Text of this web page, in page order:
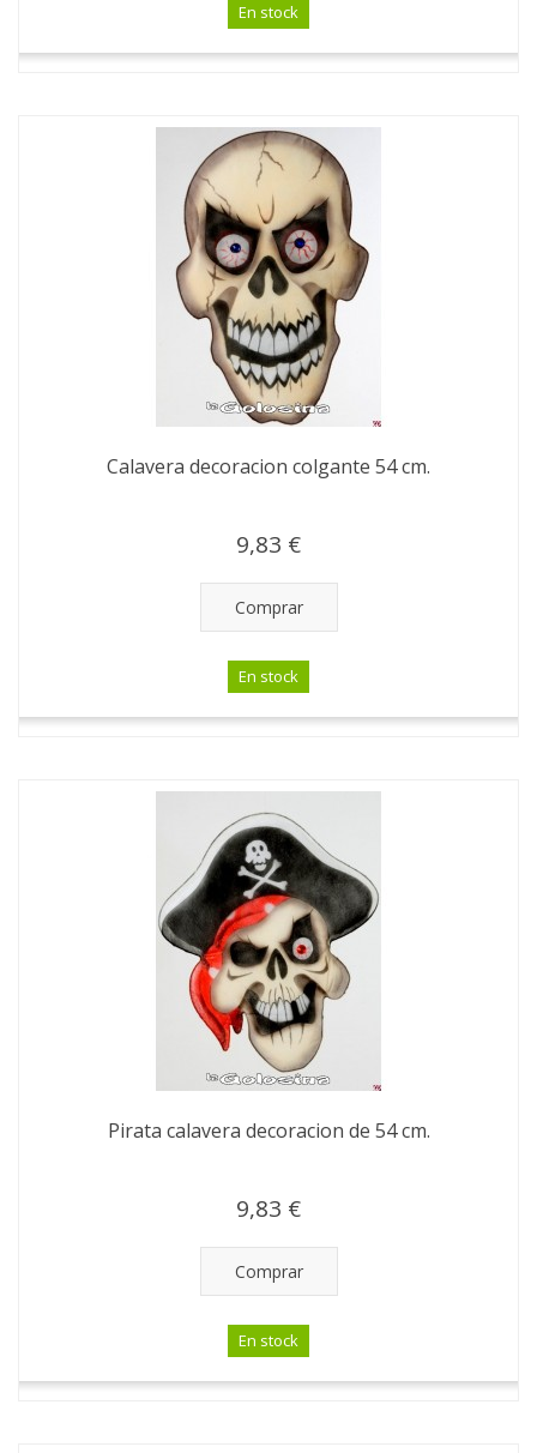
En stock
Calavera decoracion colgante 54 cm.
9,83 €
Comprar
En stock
Pirata calavera decoracion de 54 cm.
9,83 €
Comprar
En stock